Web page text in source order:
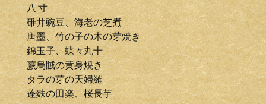
八 寸
碓井豌豆、海老の芝煮
唐墨、竹の子の木の芽焼き
錦玉子、蝶々丸十
蕨烏賊の黄身焼き
タラの芽の天婦羅
蓬麩の田楽、桜長芋